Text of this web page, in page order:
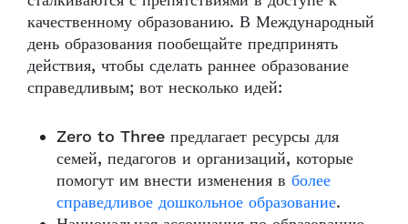
качественному образованию. В Международный
день образования пообещайте предпринять
действия, чтобы сделать раннее образование
справедливым; вот несколько идей:
Zero to Three предлагает ресурсы для
семей, педагогов и организаций, которые
помогут им внести изменения в более
справедливое дошкольное образование.